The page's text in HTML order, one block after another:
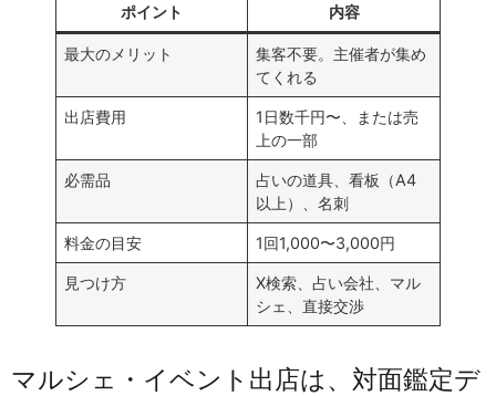
ポイント 内容
最大のメリット
集客不要。主催者が集め
てくれる
出店費用
1日数千円〜、または売
上の一部
必需品
占いの道具、看板（A4
以上）、名刺
料金の目安 1回1,000〜3,000円
見つけ方
X検索、占い会社、マル
シェ、直接交渉
マルシェ・イベント出店は、対面鑑定デ